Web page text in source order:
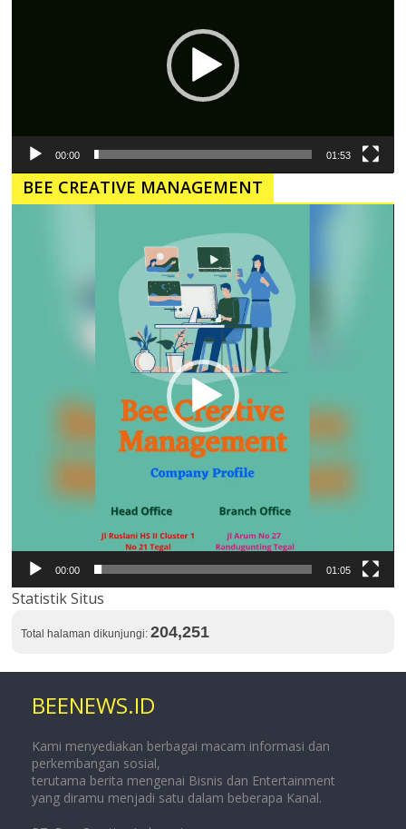
00:00 01:53
BEE CREATIVE MANAGEMENT
00:00 01:05
Statistik Situs
Total halaman dikunjungi:204,251
BEENEWS.ID
Kami menyediakan berbagai macam informasi dan
perkembangan sosial,
terutama berita mengenai Bisnis dan Entertainment
yang diramu menjadi satu dalam beberapa Kanal.